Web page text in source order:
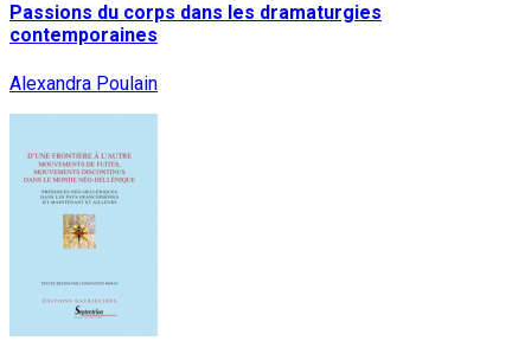
Passions du corps dans les dramaturgies
contemporaines
Alexandra Poulain